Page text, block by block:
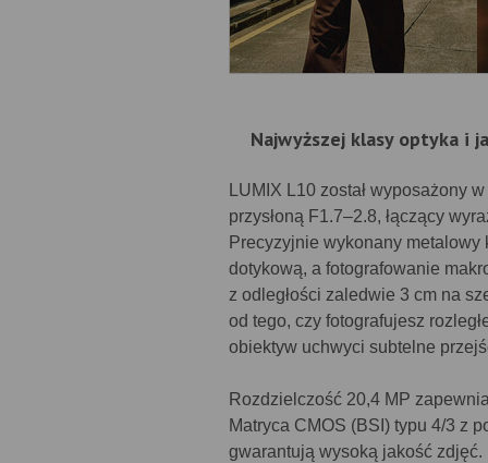
Najwyższej klasy optyka i
LUMIX L10 został wyposażony
przysłoną F1.7–2.8, łączący
Precyzyjnie wykonany
dotykową, a fotografowanie
z odległości zaledwie 3 cm na
od tego, czy fotografujesz
obiektyw uchwyci subtelne
Rozdzielczość 20,4 MP
Matryca CMOS (BSI) typu 4/3 z
gwarantują wysoką jakość